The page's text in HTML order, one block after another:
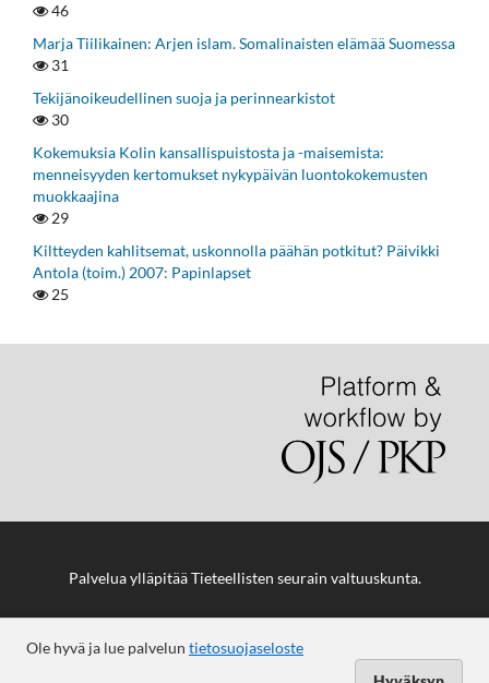
46
Marja Tiilikainen: Arjen islam. Somalinaisten elämää Suomessa
31
Tekijänoikeudellinen suoja ja perinnearkistot
30
Kokemuksia Kolin kansallispuistosta ja -maisemista:
menneisyyden kertomukset nykypäivän luontokokemusten
muokkaajina
29
Kiltteyden kahlitsemat, uskonnolla päähän potkitut? Päivikki
Antola (toim.) 2007: Papinlapset
25
Ole hyvä ja lue palvelun tietosuojaseloste
Palvelua ylläpitääTieteellisten seurain valtuuskunta.